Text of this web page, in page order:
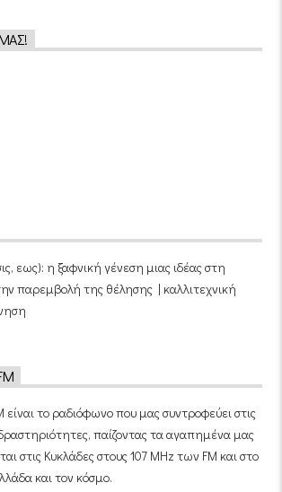
εως): η ξαφνική γένεση μιας ιδέας στη
παρεμβολή της θέλησης | καλλιτεχνική
το ραδιόφωνο που μας συντροφεύει στις
παίζοντας τα αγαπημένα μας
στις Κυκλάδες στους 107 MHz των FM και στο
και τον κόσμο.